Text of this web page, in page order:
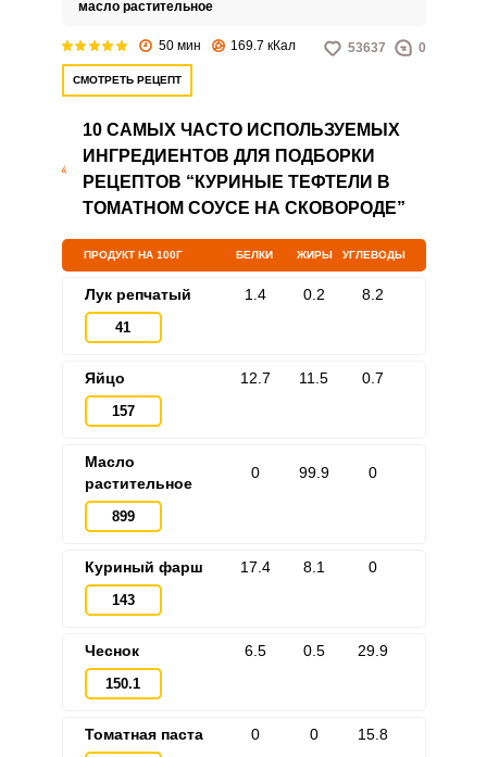
масло растительное
50 мин 169.7 кКал 53637 0
СМОТРЕТЬ РЕЦЕПТ
10 САМЫХ ЧАСТО ИСПОЛЬЗУЕМЫХ
ИНГРЕДИЕНТОВ ДЛЯ ПОДБОРКИ
РЕЦЕПТОВ “КУРИНЫЕ ТЕФТЕЛИ В
ТОМАТНОМ СОУСЕ НА СКОВОРОДЕ”
ПРОДУКТ НА 100Г БЕЛКИ ЖИРЫ УГЛЕВОДЫ
Лук репчатый
41
1.4 0.2 8.2
Яйцо
157
12.7 11.5 0.7
Масло
растительное
899
0 99.9 0
Куриный фарш
143
17.4 8.1 0
Чеснок
150.1
6.5 0.5 29.9
Томатная паста 0 0 15.8